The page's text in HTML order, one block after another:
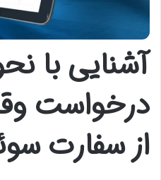
آشنایی با
درخواست
از سفارت